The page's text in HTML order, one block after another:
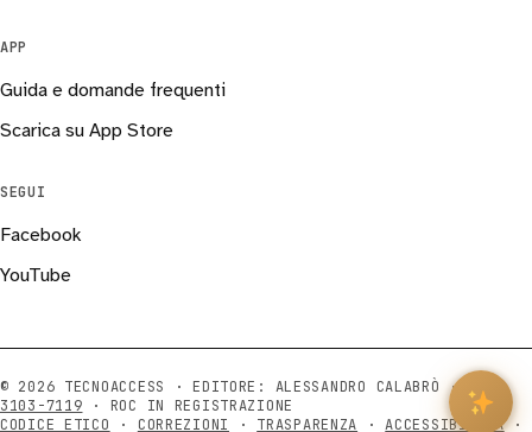
APP
Guida e domande frequenti
Scarica su App Store
SEGUI
Facebook
YouTube
© 2026 TECNOACCESS · EDITORE: ALESSANDRO CALABRÒ ·
ISSN
3103-7119 · ROC IN REGISTRAZIONE
CODICE ETICO
· CORREZIONI · TRASPARENZA ·ACCESSIBILITÀ·